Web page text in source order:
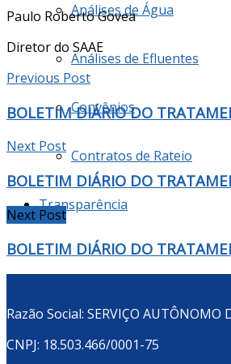
Análises de Água
Análises de Efluentes
Convênios
Contratos de Rateio
Transparência
Paulo Roberto Govea
Diretor do SAAE
Previous Post
BOLETIM DIÁRIO DO
Next Post
BOLETIM DIÁRIO DO
Next Post
BOLETIM DIÁRIO DO
Razão Social: SERVIÇO AUTÔNOMO
CNPJ: 18.503.466/0001-75